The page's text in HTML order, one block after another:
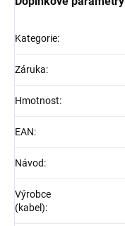
Kategorie:
Záruka:
Hmotnost:
EAN:
Návod:
Výrobce
(kabel):